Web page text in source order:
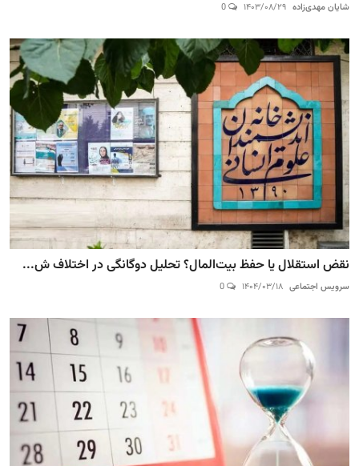
شایان مهدی‌زاده ۱۴۰۳/۰۸/۲۹
نقض استقلال یا حفظ بیت‌المال؟ تحلیل دوگانگی در اختلاف ش...
سرویس اجتماعی ۱۴۰۴/۰۳/۱۸